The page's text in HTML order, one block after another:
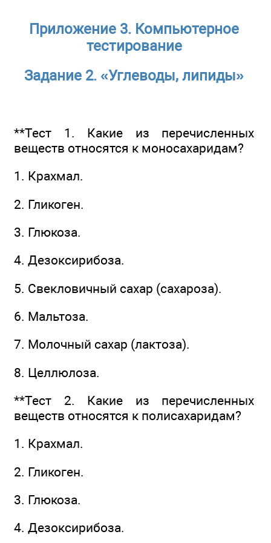
Приложение 3. Компьютерное
тестирование
Задание 2. «Углеводы, липиды»
**Тест 1. Какие из перечисленных
веществ относятся к моносахаридам?
1. Крахмал.
2. Гликоген.
3. Глюкоза.
4. Дезоксирибоза.
5. Свекловичный сахар (сахароза).
6. Мальтоза.
7. Молочный сахар (лактоза).
8. Целлюлоза.
**Тест 2. Какие из перечисленных
веществ относятся к полисахаридам?
1. Крахмал.
2. Гликоген.
3. Глюкоза.
4. Дезоксирибоза.